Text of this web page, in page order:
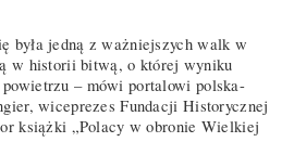
była jedną z ważniejszych walk w
w historii bitwą, o której wyniku
powietrzu – mówi portalowi polska-
wiceprezes Fundacji Historycznej
książki „Polacy w obronie Wielkiej